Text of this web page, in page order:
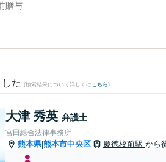
贈与
た (検索結果について詳しくは こちら)
大津 秀英 弁護士
宮田総合法律事務所
熊本県|熊本市中央区 慶徳校前駅 から